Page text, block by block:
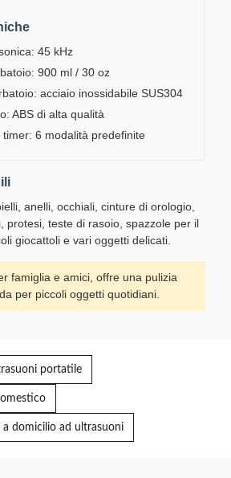
45 kHz
900 ml / 30 oz
acciaio inossidabile SUS304
ABS di alta qualità
timer: 6 modalità predefinite
anelli, occhiali, cinture di orologio,
protesi, teste di rasoio, spazzole per il
giocattoli e vari oggetti delicati.
famiglia e amici, offre una pulizia
per piccoli oggetti quotidiani.
portatile
a domicilio ad ultrasuoni